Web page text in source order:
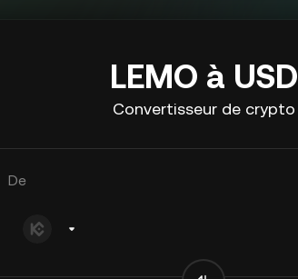
LEMO à USD
Convertisseur de crypto
De